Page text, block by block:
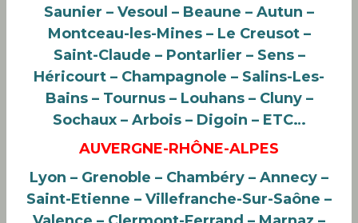
Saunier – Vesoul – Beaune – Autun –
Montceau-les-Mines – Le Creusot –
Saint-Claude – Pontarlier – Sens –
Héricourt – Champagnole – Salins-Les-
Bains – Tournus – Louhans – Cluny –
Sochaux – Arbois – Digoin – ETC…
AUVERGNE-RHÔNE-ALPES
Lyon – Grenoble – Chambéry – Annecy –
Saint-Etienne – Villefranche-Sur-Saône –